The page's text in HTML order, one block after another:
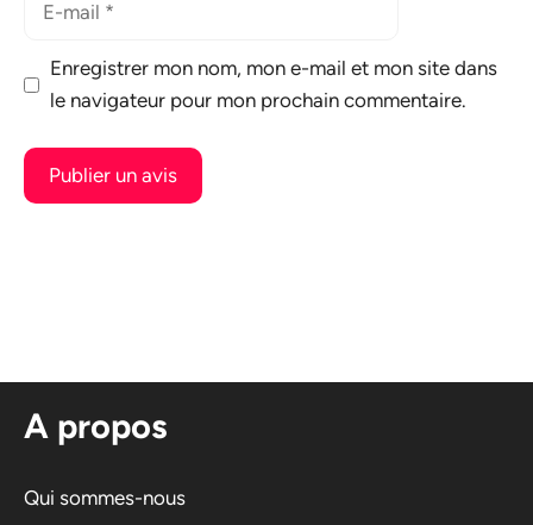
Enregistrer mon nom, mon e-mail et mon site dans
le navigateur pour mon prochain commentaire.
a
i
A propos
Qui sommes-nous